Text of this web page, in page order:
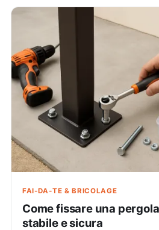
FAI-DA-TE & BRICOLAGE
Come fissare una
stabile e sicura